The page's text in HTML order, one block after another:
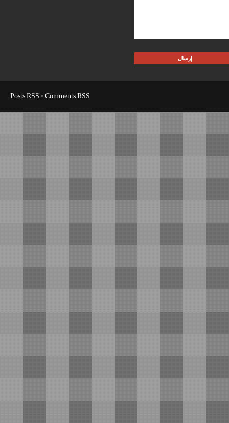
Posts RSS • Comments RSS